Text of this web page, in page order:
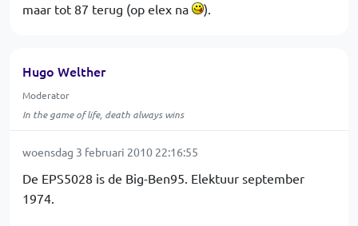
maar tot 87 terug (op elex na
).
Hugo Welther
Moderator
In the game of life, death always wins
woensdag 3 februari 2010 22:16:55
De EPS5028 is de Big-Ben95. Elektuur september
1974.